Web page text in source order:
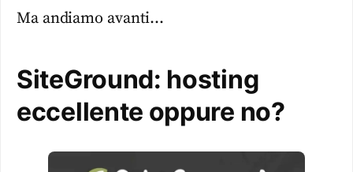
Ma andiamo avanti…
SiteGround: hosting
eccellente oppure no?